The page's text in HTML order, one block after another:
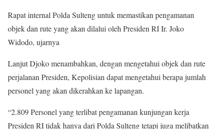
Rapat internal Polda Sulteng untuk memastikan pengamanan
objek dan rute yang akan dilalui oleh Presiden RI Ir. Joko
Widodo, ujarnya
Lanjut Djoko menambahkan, dengan mengetahui objek dan rute
perjalanan Presiden, Kepolisian dapat mengetahui berapa jumlah
personel yang akan dikerahkan ke lapangan.
“2.809 Personel yang terlibat pengamanan kunjungan kerja
Presiden RI tidak hanya dari Polda Sulteng tetapi juga melibatkan